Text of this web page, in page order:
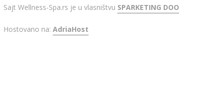
Sajt Wellness-Spa.rs je u vlasništvu SPARKETING DOO
Hostovano na: AdriaHost